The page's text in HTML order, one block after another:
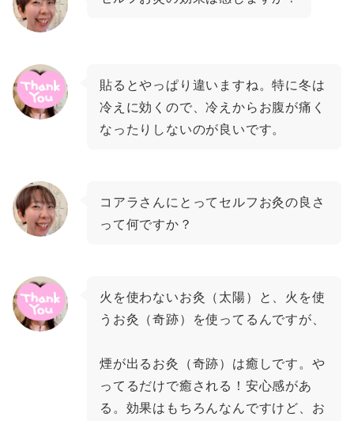
貼るとやっぱり違いますね。特に冬は
冷えに効くので、冷えからお腹が痛く
なったりしないのが良いです。
コアラさんにとってセルフお灸の良さ
って何ですか？
火を使わないお灸（太陽）と、火を使
うお灸（奇跡）を使ってるんですが、
煙が出るお灸（奇跡）は癒しです。や
ってるだけで癒される！安心感があ
る。効果はもちろんなんですけど、お